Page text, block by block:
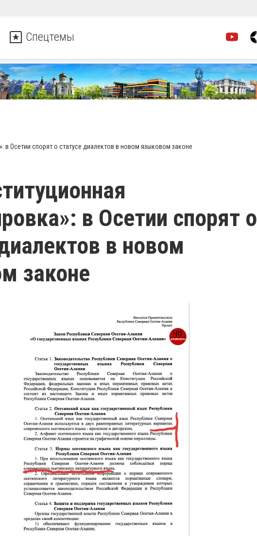
Спецтемы
в Осетии спорят о статусе диалектов в новом языковом законе
в Осетии спорят о
в новом
законе